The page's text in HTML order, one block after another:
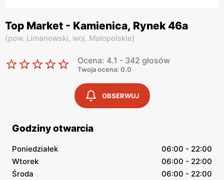
Top Market - Kamienica, Rynek 46a
(pow. Limanowski, woj. Małopolskie)
Ocena: 4.1 - 342 głosów
Twoja ocena: 0.0
OBSERWUJ
Godziny otwarcia
Poniedziałek
06:00 - 22:00
Wtorek
06:00 - 22:00
Środa
06:00 - 22:00